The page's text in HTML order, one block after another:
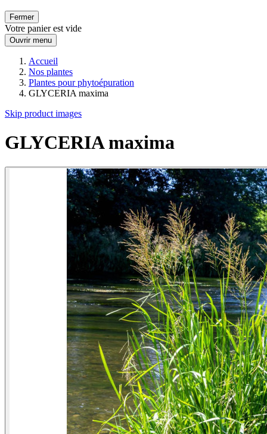
Fermer
Votre panier est vide
Ouvrir menu
Accueil
Nos plantes
Plantes pour phytoépuration
GLYCERIA maxima
Skip product images
GLYCERIA maxima